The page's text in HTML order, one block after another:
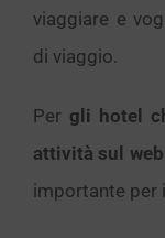
viaggiare e
di viaggio.
Per gli hotel
attività sul web
importante per